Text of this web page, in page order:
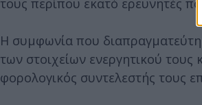
τους περίπου εκατό ερευνητές
Η συμφωνία που
των στοιχείων ενεργητικού
φορολογικός συντελεστής τους